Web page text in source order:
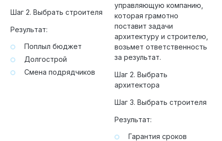
Шаг 2. Выбрать строителя
Результат:
Поплыл бюджет
Долгострой
Смена подрядчиков
управляющую компанию,
которая грамотно
поставит задачи
архитектуру и строителю,
возьмет ответственность
за результат.
Шаг 2. Выбрать
архитектора
Шаг 3. Выбрать строителя
Результат:
Гарантия сроков